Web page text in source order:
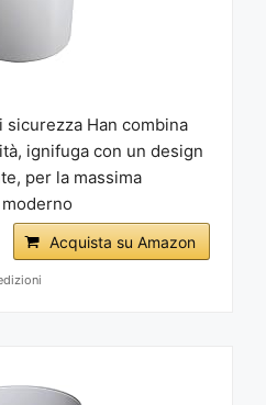
Han combina
ignifuga con un design
per la massima
Acquista su Amazon